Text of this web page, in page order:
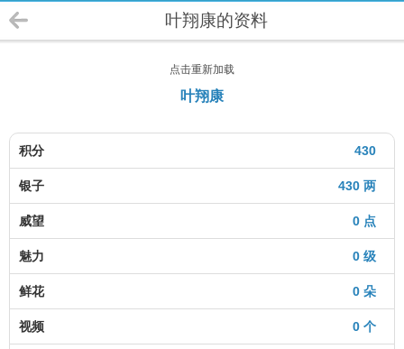
叶翔康的资料
点击重新加载
叶翔康
430
积分
430 两
银子
0 点
威望
0 级
魅力
0 朵
鲜花
0 个
视频